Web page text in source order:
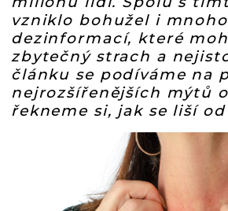
vzniklo bohužel i
dezinformací, které
zbytečný strach a
článku se podíváme na
nejrozšířenějších mýtů
řekneme si, jak se liší